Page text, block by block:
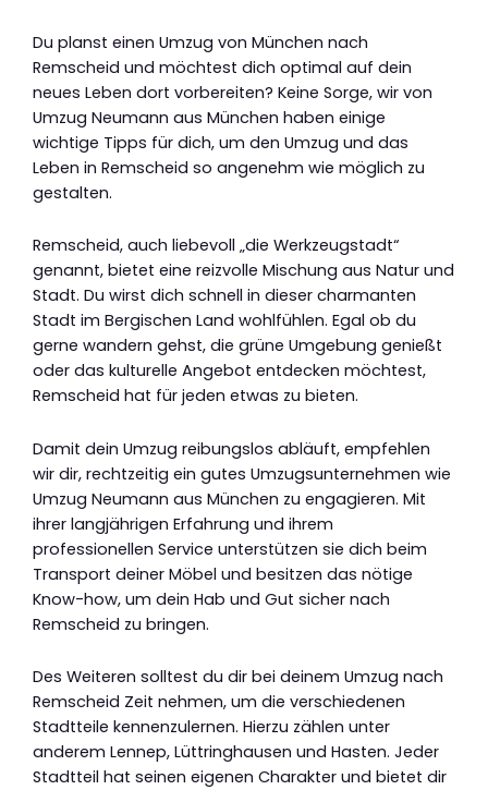
Du planst einen Umzug von München nach
Remscheid und möchtest dich optimal auf dein
neues Leben dort vorbereiten? Keine Sorge, wir von
Umzug Neumann aus München haben einige
wichtige Tipps für dich, um den Umzug und das
Leben in Remscheid so angenehm wie möglich zu
gestalten.
Remscheid, auch liebevoll „die Werkzeugstadt“
genannt, bietet eine reizvolle Mischung aus Natur und
Stadt. Du wirst dich schnell in dieser charmanten
Stadt im Bergischen Land wohlfühlen. Egal ob du
gerne wandern gehst, die grüne Umgebung genießt
oder das kulturelle Angebot entdecken möchtest,
Remscheid hat für jeden etwas zu bieten.
Damit dein Umzug reibungslos abläuft, empfehlen
wir dir, rechtzeitig ein gutes Umzugsunternehmen wie
Umzug Neumann aus München zu engagieren. Mit
ihrer langjährigen Erfahrung und ihrem
professionellen Service unterstützen sie dich beim
Transport deiner Möbel und besitzen das nötige
Know-how, um dein Hab und Gut sicher nach
Remscheid zu bringen.
Des Weiteren solltest du dir bei deinem Umzug nach
Remscheid Zeit nehmen, um die verschiedenen
Stadtteile kennenzulernen. Hierzu zählen unter
anderem Lennep, Lüttringhausen und Hasten. Jeder
Stadtteil hat seinen eigenen Charakter und bietet dir